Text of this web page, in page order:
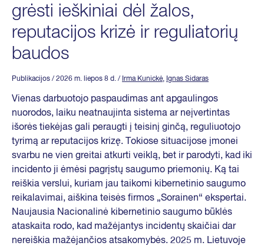
grėsti ieškiniai dėl žalos,
reputacijos krizė ir reguliatorių
baudos
Publikacijos / 2026 m. liepos 8 d. / Irma Kunickė, Ignas Sidaras
Vienas darbuotojo paspaudimas ant apgaulingos
nuorodos, laiku neatnaujinta sistema ar neįvertintas
išorės tiekėjas gali peraugti į teisinį ginčą, reguliuotojo
tyrimą ar reputacijos krizę. Tokiose situacijose įmonei
svarbu ne vien greitai atkurti veiklą, bet ir parodyti, kad iki
incidento ji ėmėsi pagrįstų saugumo priemonių. Ką tai
reiškia verslui, kuriam jau taikomi kibernetinio saugumo
reikalavimai, aiškina teisės firmos „Sorainen“ ekspertai.
Naujausia Nacionalinė kibernetinio saugumo būklės
ataskaita rodo, kad mažėjantys incidentų skaičiai dar
nereiškia mažėjančios atsakomybės. 2025 m. Lietuvoje